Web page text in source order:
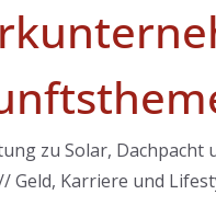
zu Solar, Dachpacht
Geld, Karriere und